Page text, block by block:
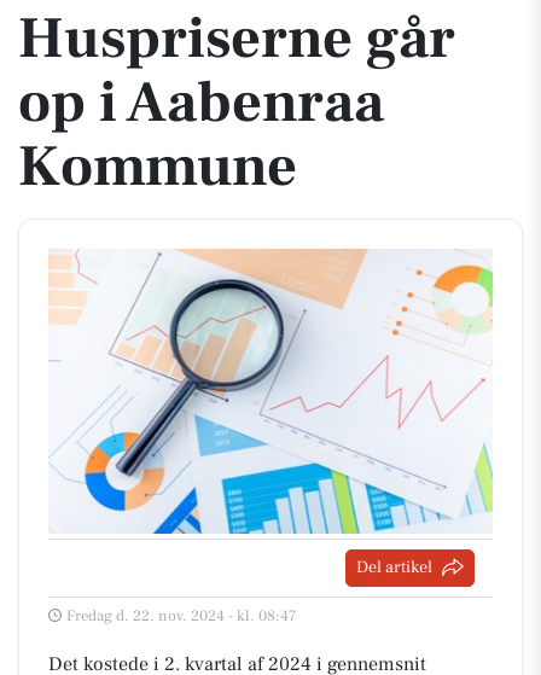
Huspriserne går
op i Aabenraa
Kommune
Del artikel
Fredag d. 22. nov. 2024 - kl. 08:47
Det kostede i 2. kvartal af 2024 i gennemsnit